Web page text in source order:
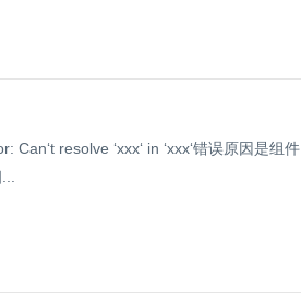
resolve ‘xxx‘ in ‘xxx‘错误原因是组件